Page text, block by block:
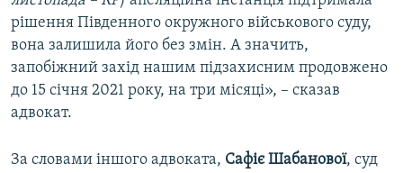
рішення Південного окружного військового суду,
вона залишила його без змін. А значить,
запобіжний захід нашим підзахисним продовжено
до 15 січня 2021 року, на три місяці», – сказав
адвокат.
За словами іншого адвоката, Сафіє Шабанової, суд